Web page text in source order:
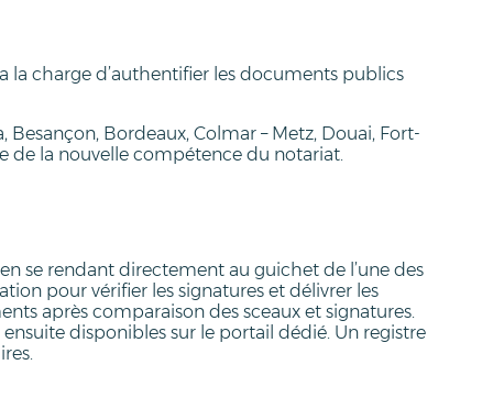
la charge d’authentifier les documents publics
Bordeaux, Colmar – Metz, Douai, Fort-
de la nouvelle compétence du notariat.
se rendant directement au guichet de l’une des
pour vérifier les signatures et délivrer les
après comparaison des sceaux et signatures.
disponibles sur le portail dédié. Un registre